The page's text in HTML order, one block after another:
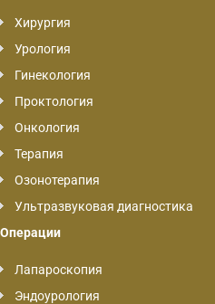
Хирургия
Урология
Гинекология
Проктология
Онкология
Терапия
Озонотерапия
Ультразвуковая диагностика
Операции
Лапароскопия
Эндоурология